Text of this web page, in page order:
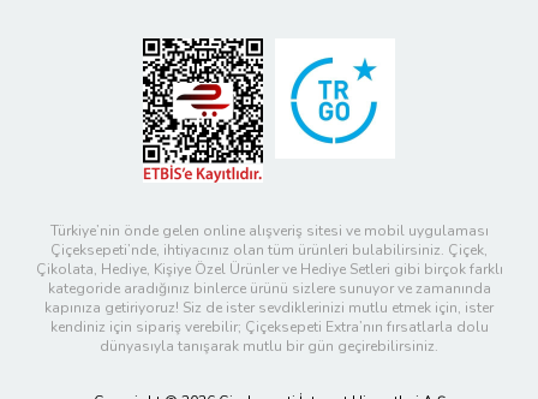
Türkiye’nin önde gelen online alışveriş sitesi ve mobil uygulaması
Çiçeksepeti’nde, ihtiyacınız olan tüm ürünleri bulabilirsiniz. Çiçek,
Çikolata, Hediye, Kişiye Özel Ürünler ve Hediye Setleri gibi birçok farklı
kategoride aradığınız binlerce ürünü sizlere sunuyor ve zamanında
kapınıza getiriyoruz! Siz de ister sevdiklerinizi mutlu etmek için, ister
kendiniz için sipariş verebilir; Çiçeksepeti Extra’nın fırsatlarla dolu
dünyasıyla tanışarak mutlu bir gün geçirebilirsiniz.